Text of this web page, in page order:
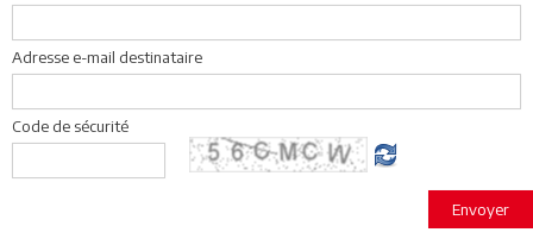
Adresse e-mail destinataire
Code de sécurité
Envoyer